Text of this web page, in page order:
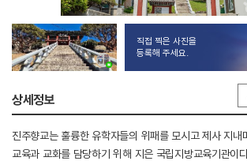
직접 찍은 사진을
등록해 주세요.
상세정보
진주향교는 훌륭한 유학자들의 위패를 모시고 제사 지내
교육과 교화를 담당하기 위해 지은 국립지방교육기관이